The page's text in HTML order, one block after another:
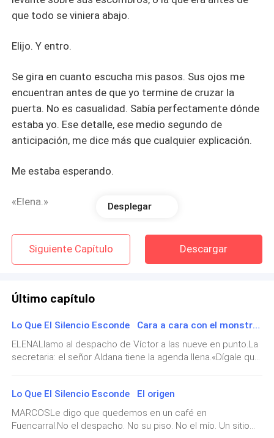
que todo se viniera abajo.
Elijo. Y entro.
Se gira en cuanto escucha mis pasos. Sus ojos me
encuentran antes de que yo termine de cruzar la
puerta. No es casualidad. Sabía perfectamente dónde
estaba yo. Ese detalle, ese medio segundo de
anticipación, me dice más que cualquier explicación.
Me estaba esperando.
«Elena.»
Mi nombre en su boca.
Hay gente que cuando dice tu nombre te lo devuelve
hubiera pertenecido. Marcos Villanueva siempre fue
«Señor Villanueva.» Le tiendo la mano. Firme.
Profesional. El tipo de apretón que grita no me
lo contrario. «Bienvenido.»
Me estrecha la mano.
Desplegar
Siguiente Capítulo Descargar
Último capítulo
Lo Que El Silencio Esconde Cara a cara con el monstruo
ELENALlamo al despacho de Víctor a las nueve en punto.La
secretaria: el señor Aldana tiene la agenda llena.«Dígale que
las nueve y cuarto suena mi móvil.A las once tengo hora.No
se lo digo a Marcos.No porque no confíe. Porque hay
conversaciones que funcionan mejor con una sola voz en la
sala. Y porque si Marcos lo sabe, viene. Y si viene, Víctor
Lo Que El Silencio Esconde El origen
MARCOSLe digo que quedemos en un café en
Fuencarral.No el despacho. No su piso. No el mío. Un sitio